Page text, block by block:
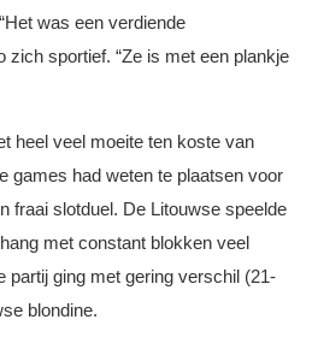
was een verdiende
zich sportief. “Ze is met een plankje
heel veel moeite ten koste van
games had weten te plaatsen voor
fraai slotduel. De Litouwse speelde
met constant blokken veel
partij ging met gering verschil (21-
blondine.